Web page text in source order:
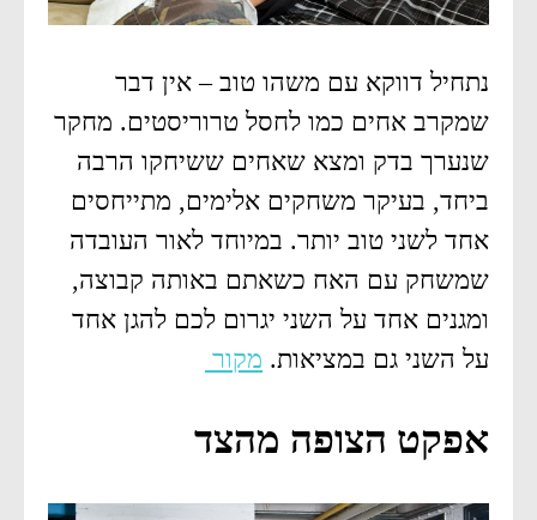
נתחיל דווקא עם משהו טוב – אין דבר
שמקרב אחים כמו לחסל טרוריסטים. מחקר
שנערך בדק ומצא שאחים ששיחקו הרבה
ביחד, בעיקר משחקים אלימים, מתייחסים
אחד לשני טוב יותר. במיוחד לאור העובדה
שמשחק עם האח כשאתם באותה קבוצה,
ומגנים אחד על השני יגרום לכם להגן אחד
על השני גם במציאות. מקור
אפקט הצופה מהצד